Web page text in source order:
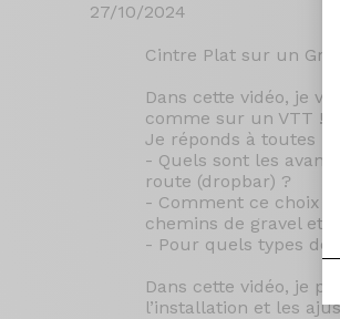
27/10/2024
Cintre Plat sur un
Dans cette vidéo, je
comme sur un VTT !
Je réponds à toutes
- Quels sont les
route (dropbar) ?
- Comment ce choix
chemins de gravel et
- Pour quels types de
Dans cette vidéo, je
l’installation et les